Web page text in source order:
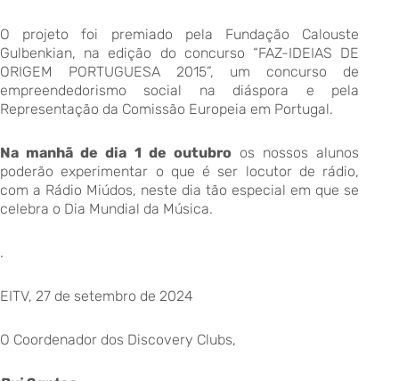
O projeto foi premiado pela Fundação Calouste
Gulbenkian, na edição do concurso “FAZ-IDEIAS DE
ORIGEM PORTUGUESA 2015”, um concurso de
empreendedorismo social na diáspora e pela
Representação da Comissão Europeia em Portugal.
Na manhã de dia 1 de outubroos nossos alunos
poderão experimentar o que é ser locutor de rádio,
com a Rádio Miúdos, neste dia tão especial em que se
celebra o Dia Mundial da Música.
.
EITV, 27 de setembro de 2024
O Coordenador dos Discovery Clubs,